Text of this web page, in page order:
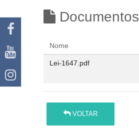
Documentos
Nome
Lei-1647.pdf
VOLTAR